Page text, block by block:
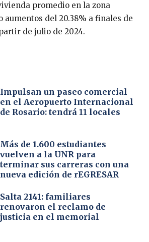
promedio en la zona
aumentos del 20.38% a finales de
de julio de 2024.
Impulsan un paseo comercial
en el Aeropuerto Internacional
de Rosario: tendrá 11 locales
Más de 1.600 estudiantes
vuelven a la UNR para
terminar sus carreras con una
nueva edición de rEGRESAR
Salta 2141: familiares
renovaron el reclamo de
justicia en el memorial